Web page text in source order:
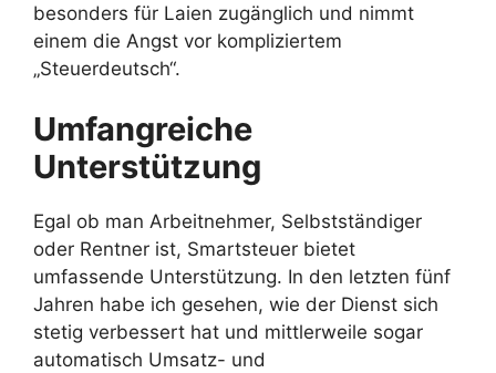
besonders für Laien zugänglich und nimmt
einem die Angst vor kompliziertem
„Steuerdeutsch“.
Umfangreiche
Unterstützung
Egal ob man Arbeitnehmer, Selbstständiger
oder Rentner ist, Smartsteuer bietet
umfassende Unterstützung. In den letzten fünf
Jahren habe ich gesehen, wie der Dienst sich
stetig verbessert hat und mittlerweile sogar
automatisch Umsatz- und